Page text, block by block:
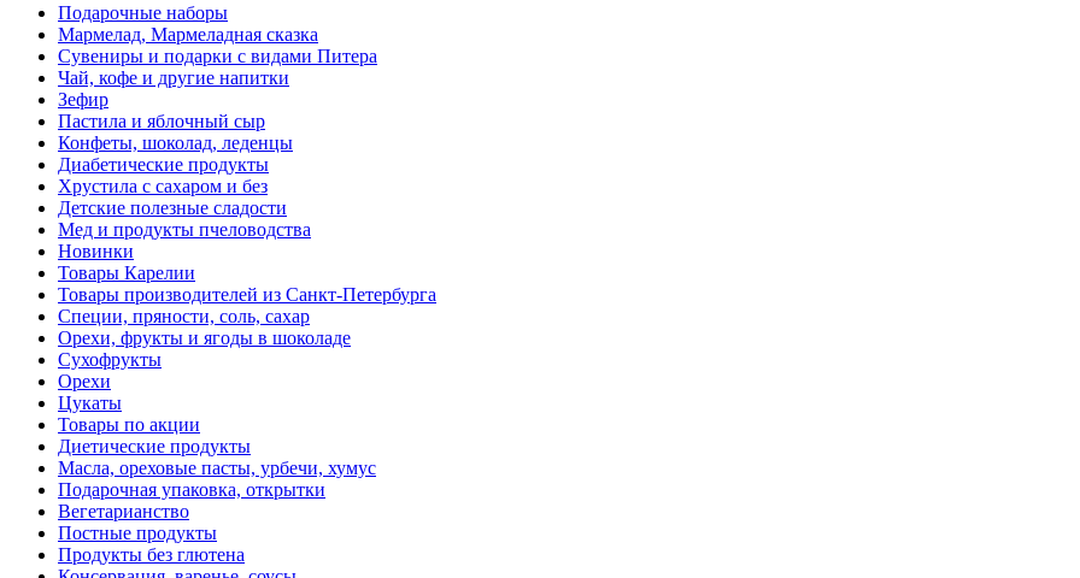
Подарочные наборы
Мармелад, Мармеладная сказка
Сувениры и подарки с видами Питера
Чай, кофе и другие напитки
Зефир
Пастила и яблочный сыр
Конфеты, шоколад, леденцы
Диабетические продукты
Хрустила с сахаром и без
Детские полезные сладости
Мед и продукты пчеловодства
Новинки
Товары Карелии
Товары производителей из Санкт-Петербурга
Специи, пряности, соль, сахар
Орехи, фрукты и ягоды в шоколаде
Сухофрукты
Орехи
Цукаты
Товары по акции
Диетические продукты
Масла, ореховые пасты, урбечи, хумус
Подарочная упаковка, открытки
Вегетарианство
Постные продукты
Продукты без глютена